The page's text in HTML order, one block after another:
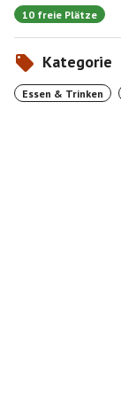
10 freie Plätze
Kategorie
Essen & Trinken